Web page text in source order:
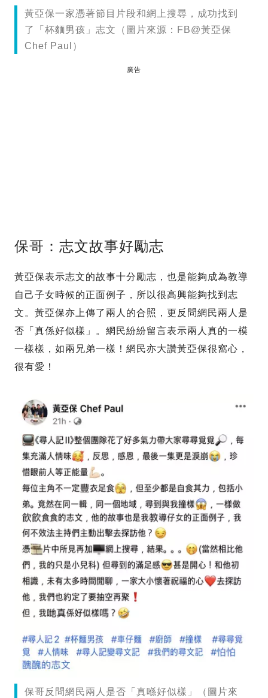
黃亞保一家憑著節目片段和網上搜尋，成功找到
了「杯麵男孩」志文（圖片來源：FB@黃亞保
Chef Paul）
廣告
保哥：志文故事好勵志
黃亞保表示志文的故事十分勵志，也是能夠成為教導
自己子女時候的正面例子，所以很高興能夠找到志
文。黃亞保亦上傳了兩人的合照，更反問網民兩人是
否「真係好似樣」。網民紛紛留言表示兩人真的一模
一樣樣，如兩兄弟一樣！網民亦大讚黃亞保很窩心，
很有愛！
保哥反問網民兩人是否「真喺好似樣」（圖片來